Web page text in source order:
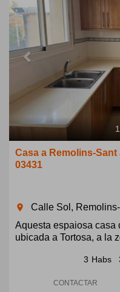
1
Casa a Remolins-Sant
03431
room
Calle Sol,
Aquesta espaiosa casa
ubicada a Tortosa, a la
3 Habs
CONTACTAR